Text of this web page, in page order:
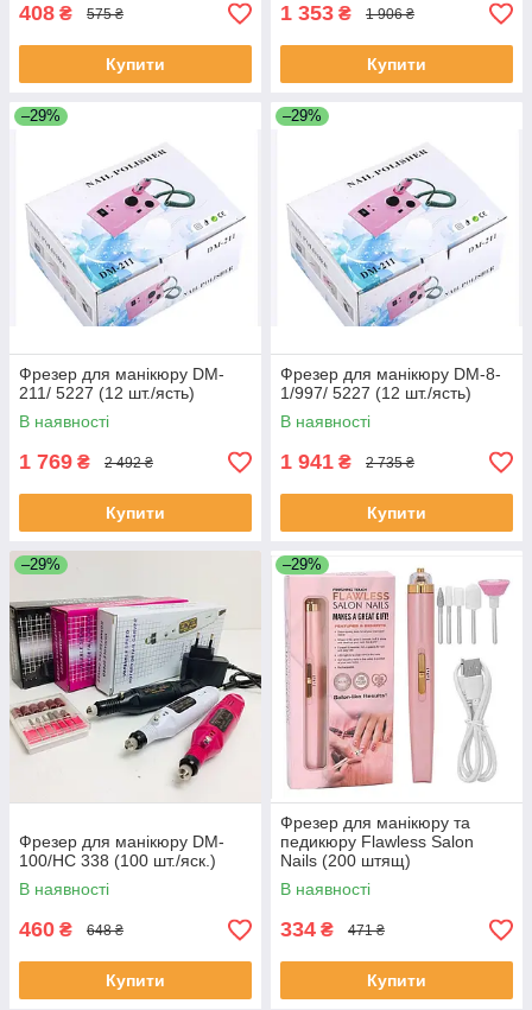
408 ₴ 575 ₴
Купити
1 353 ₴ 1 906 ₴
Купити
–29%
Фрезер для манікюру DM-
211/ 5227 (12 шт./ясть)
В наявності
1 769 ₴ 2 492 ₴
Купити
–29%
Фрезер для манікюру DM-8-
1/997/ 5227 (12 шт./ясть)
В наявності
1 941 ₴ 2 735 ₴
Купити
–29%
Фрезер для манікюру DM-
100/HC 338 (100 шт./яск.)
В наявності
460 ₴ 648 ₴
Купити
–29%
Фрезер для манікюру та
педикюру Flawless Salon
Nails (200 штящ)
В наявності
334 ₴ 471 ₴
Купити